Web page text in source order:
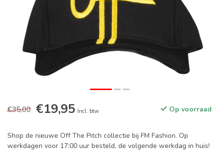
€35,00 €19,95 Incl. btw Op voorraad
Shop de nieuwe Off The Pitch collectie bij FM Fashion. Op
werkdagen voor 17:00 uur besteld, de volgende werkdag in huis!